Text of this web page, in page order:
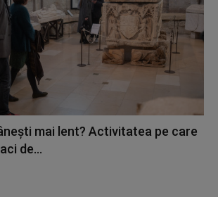
mai lent? Activitatea pe care
de...